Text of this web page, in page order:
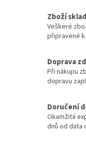
Zboží
Veškeré
připravené
Doprava
Při nákupu
dopravu
Doručení
Okamžitá
dnů od data